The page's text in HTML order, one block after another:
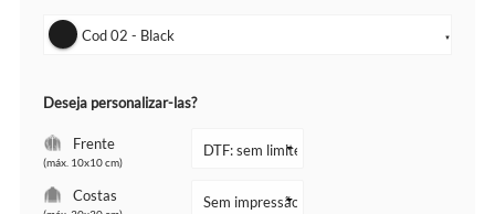
Cod 02 - Black ▼
Deseja personalizar-las?
Frente
(máx. 10x10 cm)
Costas